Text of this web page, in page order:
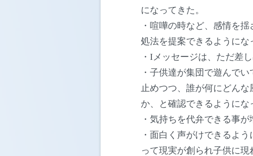
になってきた。
・喧嘩の時など、感情を
処法を提案できるようにな
・Iメッセージは、ただ差
・子供達が集団で遊んで
止めつつ、誰が何にどん
か、と確認できるようにな
・気持ちを代弁できる事が
・面白く声がけできるよ
って現実が創られ子供に現